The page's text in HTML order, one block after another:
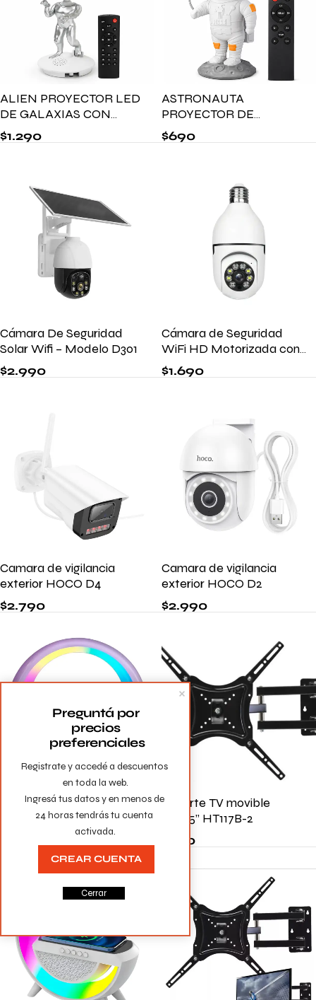
ALIEN PROYECTOR LED
DE GALAXIAS CON
PARLANTE BLUETOOTH
$1.290
ASTRONAUTA
PROYECTOR DE
ESTRELLAS Y GALAXIA
CON CONTROL REMOTO
$690
Cámara De Seguridad
Solar Wifi – Modelo D301
$2.990
Cámara de Seguridad
WiFi HD Motorizada con
Visión Nocturna
$1.690
Camara de vigilancia
exterior HOCO D4
$2.790
Camara de vigilancia
exterior HOCO D2
$2.990
PARLANTE CON CARGA
INALAMBRICA, RELOJ Y
LUZ RGB Q18
Soporte TV movible
19’’-55’’ HT117B-2
890
Registrate y accedé a descuentos
en toda la web.
Ingresá tus datos y en menos de
24 horas tendrás tu cuenta
activada.
Preguntá por
precios
preferenciales
CREAR CUENTA
Cerrar